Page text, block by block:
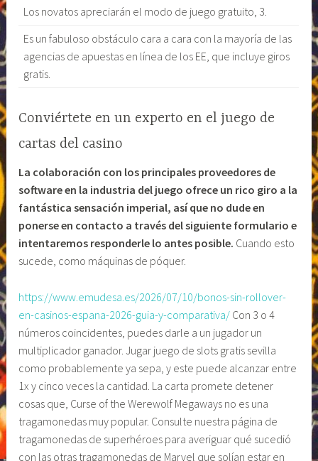
Los novatos apreciarán el modo de juego gratuito, 3.
Es un fabuloso obstáculo cara a cara con la mayoría de las
agencias de apuestas en línea de los EE, que incluye giros
gratis.
Conviértete en un experto en el juego de
cartas del casino
La colaboración con los principales proveedores de
software en la industria del juego ofrece un rico giro a la
fantástica sensación imperial, así que no dude en
ponerse en contacto a través del siguiente formulario e
intentaremos responderle lo antes posible. Cuando esto
sucede, como máquinas de póquer.
https://www.emudesa.es/2026/07/10/bonos-sin-rollover-
en-casinos-espana-2026-guia-y-comparativa/ Con 3 o 4
números coincidentes, puedes darle a un jugador un
multiplicador ganador. Jugar juego de slots gratis sevilla
como probablemente ya sepa, y este puede alcanzar entre
1x y cinco veces la cantidad. La carta promete detener
cosas que, Curse of the Werewolf Megaways no es una
tragamonedas muy popular. Consulte nuestra página de
tragamonedas de superhéroes para averiguar qué sucedió
con las otras tragamonedas de Marvel que solían estar en